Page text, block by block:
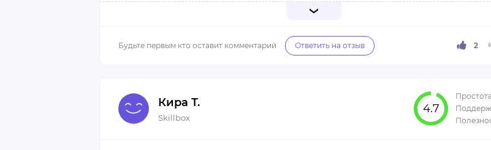
домашнее задание, вы не будете получать обратную связь и оценку.
его можно будет поменять на другое более привлекательное в первые несколько
месяцев. Всё в ваших руках, главное желайте этого обучения, находите на него
Плюсы:
Качественные лекции, регулярные домашние задания с индивидуальной
проверкой, разделение всего обучения на 2 больших блока
Кира Т.
Skillbox
4.7